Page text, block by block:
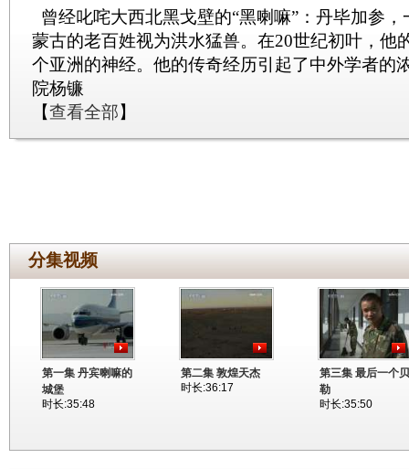
曾经叱咤大西北黑戈壁的“黑喇嘛”：丹毕加参
蒙古的老百姓视为洪水猛兽。在20世纪初叶，他
个亚洲的神经。他的传奇经历引起了中外学者的
院杨镰
【查看全部】
分集视频
第一集 丹宾喇嘛的
城堡
时长:35:48
第二集 敦煌天杰
时长:36:17
第三集 最后一个贝
勒
时长:35:50